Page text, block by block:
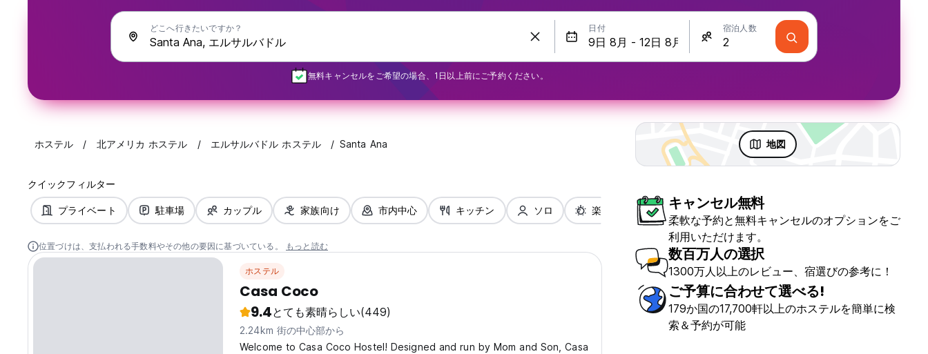
どこへ行きたいですか？ 日付 宿泊人数
無料キャンセルをご希望の場合、1日以上前にご予約ください。
ホステル 北アメリカ ホステル エルサルバドル ホステル Santa Ana 地図
クイックフィルター
プライベート 駐車場 カップル 家族向け 市内中心 キッチン ソロ 楽しみ & パーティ
位置づけは、支払われる手数料やその他の要因に基づいている。 もっと読む
ホステル
Casa Coco
9.4とても素晴らしい(449)
2.24km 街の中心部から
Welcome to Casa Coco Hostel! Designed and run by Mom and Son, Casa
キャンセル無料
柔軟な予約と無料キャンセルのオプションをご
利用いただけます。
数百万人の選択
1300万人以上のレビュー、宿選びの参考に！
ご予算に合わせて選べる!
179か国の17,700軒以上のホステルを簡単に検
索＆予約が可能